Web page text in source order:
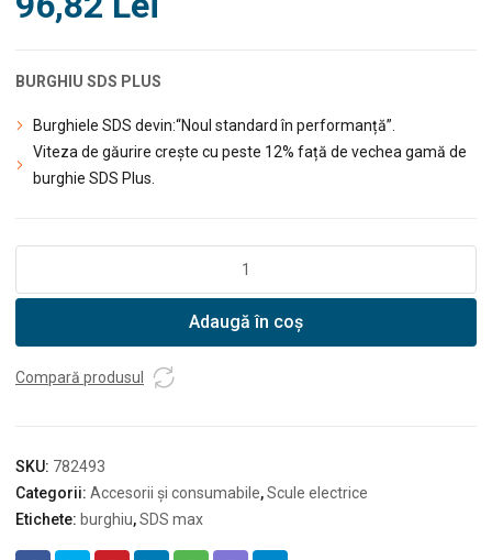
BURGHIU SDS PLUS
Burghiele SDS devin:“Noul standard în performanță”.
Viteza de găurire crește cu peste 12% față de vechea gamă de
burghie SDS Plus.
SDS-
18X250/200
Adaugă în coș
Compară produsul
SKU: 782493
Categorii: Accesorii și consumabile,Scule electrice
Etichete: burghiu,SDS max